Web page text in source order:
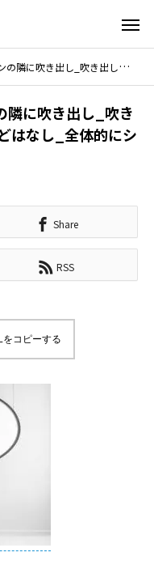
欄でテキストなどはなし_全体的にシンプルな構図 73090
に吹き出し_吹き
はなし_全体的にシ
Share
RSS
コピーする